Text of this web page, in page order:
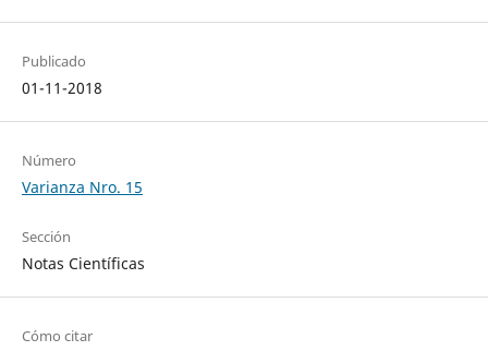
Publicado
01-11-2018
Número
Varianza Nro. 15
Sección
Notas Científicas
Cómo citar